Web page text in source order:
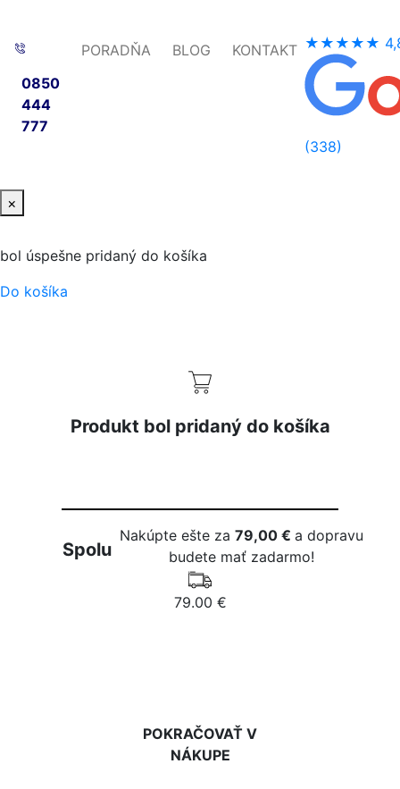
0850
444
777
PORADŇA BLOG KONTAKT ★★★★★
(338)
×
bol úspešne pridaný do košíka
Do košíka
Produkt bol pridaný do košíka
Spolu
Nakúpte ešte za79,00 €a dopravu
budete mať zadarmo!
79.00 €
POKRAČOVAŤ V
NÁKUPE